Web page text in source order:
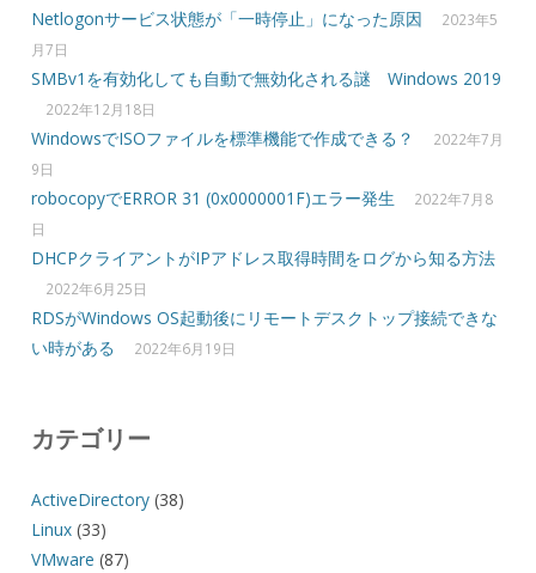
Netlogonサービス状態が「一時停止」になった原因
2023年5
月7日
SMBv1を有効化しても自動で無効化される謎 Windows 2019
2022年12月18日
WindowsでISOファイルを標準機能で作成できる？
2022年7月
9日
robocopyでERROR 31 (0x0000001F)エラー発生
2022年7月8
日
DHCPクライアントがIPアドレス取得時間をログから知る方法
2022年6月25日
RDSがWindows OS起動後にリモートデスクトップ接続できな
い時がある
2022年6月19日
カテゴリー
ActiveDirectory(38)
Linux(33)
VMware (87)